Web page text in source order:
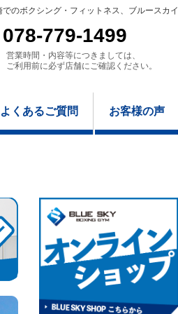
のボクシング・フィットネス、ブルースカイ
078-779-1499
営業時間・内容等につきましては、
ご利用前に必ず店舗にご確認ください。
よくあるご質問 お客様の声